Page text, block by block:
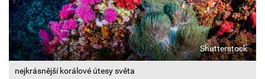
nejkrásnější korálové útesy světa
Shutterstock